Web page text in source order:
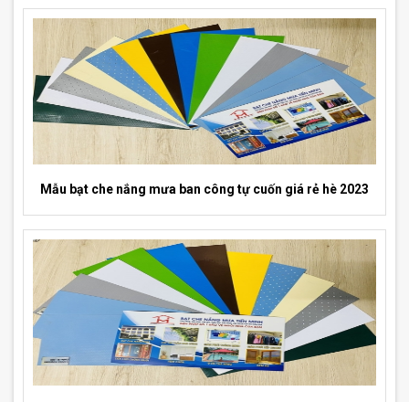
Mẫu bạt che nắng mưa ban công tự cuốn giá rẻ hè 2023